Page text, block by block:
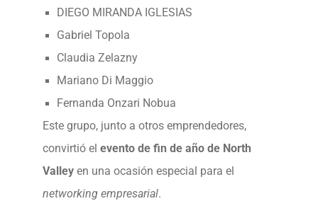
DIEGO MIRANDA IGLESIAS
Gabriel Topola
Claudia Zelazny
Mariano Di Maggio
Fernanda Onzari Nobua
Este grupo, junto a otros emprendedores,
convirtió el evento de fin de año de North
Valley en una ocasión especial para el
networking empresarial.